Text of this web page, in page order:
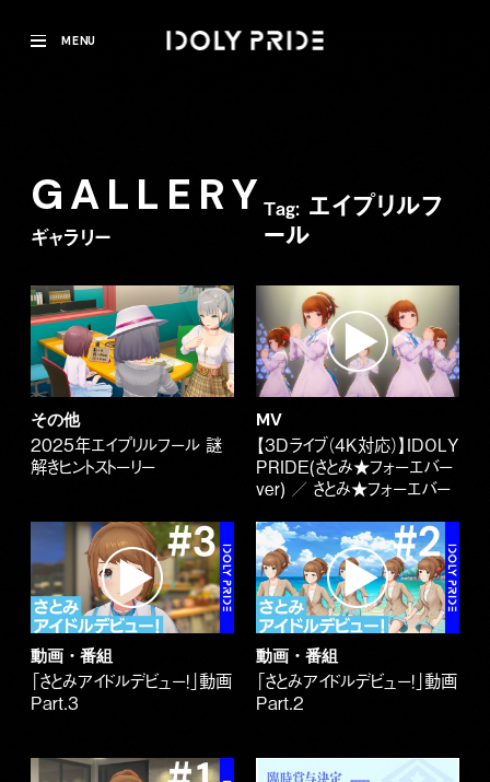
MENU
GALLERY
ギャラリー
Tag: エイプリルフ
ール
その他
2025年エイプリルフール 謎
解きヒントストーリー
MV
【3Dライブ（4K対応）】IDOLY
PRIDE(さとみ★フォーエバー
ver) ／ さとみ★フォーエバー
動画・番組
「さとみアイドルデビュー！」動画
Part.3
動画・番組
「さとみアイドルデビュー！」動画
Part.2